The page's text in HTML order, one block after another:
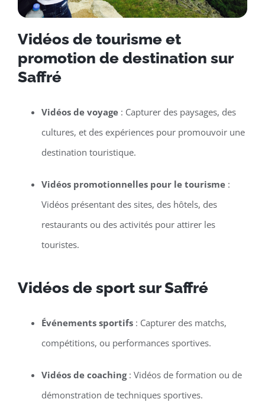
Vidéos de tourisme et
promotion de destination sur
Saffré
Vidéos de voyage: Capturer des paysages, des
cultures, et des expériences pour promouvoir une
destination touristique.
Vidéos promotionnelles pour le tourisme:
Vidéos présentant des sites, des hôtels, des
restaurants ou des activités pour attirer les
touristes.
Vidéos de sport sur Saffré
Événements sportifs: Capturer des matchs,
compétitions, ou performances sportives.
Vidéos de coaching: Vidéos de formation ou de
démonstration de techniques sportives.